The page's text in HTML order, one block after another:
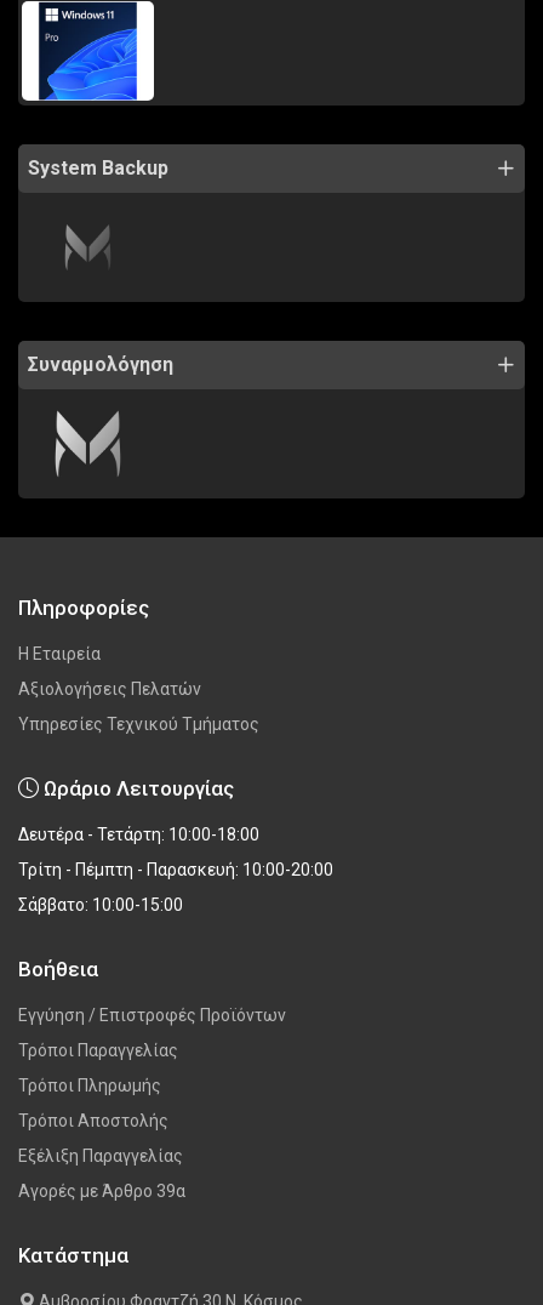
System Backup
Συναρμολόγηση
Πληροφορίες
Η Εταιρεία
Αξιολογήσεις Πελατών
Υπηρεσίες Τεχνικού Τμήματος
Ωράριο Λειτουργίας
Δευτέρα - Τετάρτη: 10:00-18:00
Τρίτη - Πέμπτη - Παρασκευή: 10:00-20:00
Σάββατο: 10:00-15:00
Βοήθεια
Εγγύηση / Επιστροφές Προϊόντων
Τρόποι Παραγγελίας
Τρόποι Πληρωμής
Τρόποι Αποστολής
Εξέλιξη Παραγγελίας
Αγορές με Άρθρο 39α
Κατάστημα
Αμβροσίου Φραντζή 30 Ν. Κόσμος